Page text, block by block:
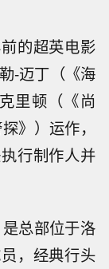
的超英电影
-迈丁（《海
里顿（《尚
》）运作，
行制作人并
总部位于洛
，经典行头